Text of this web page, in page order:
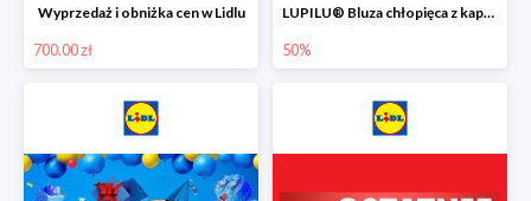
Wyprzedaż i obniżka cen w Lidlu
700.00 zł
LUPILU® Bluza chłopięca z kapturem
50%